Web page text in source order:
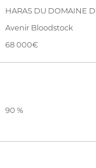
HARAS DU DOMAINE
Avenir Bloodstock
68 000€
90 %